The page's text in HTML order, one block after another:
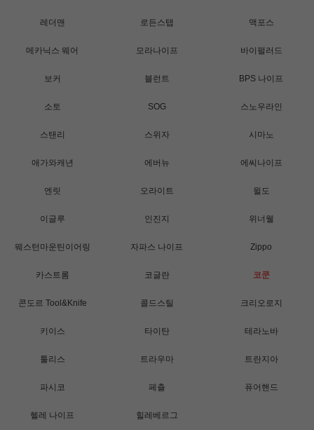
레더맨 로든스탭 맥포스
메카닉스 웨어 모라나이프 바이펄러드
보커 블런트 BPS 나이프
소토 SOG 스노우라인
스탠리 스위자 시마노
애가와캐년 에버뉴 에씨나이프
엔릿 오라이트 윌도
이글루 인진지 위너웰
웨스턴마운틴이어링 자파스 나이프 Zippo
카스트롬 코글란 코쿤
콘도르 Tool&Knife 콜드스틸 크리오로지
키이스 타이탄 테라노바
툴리스 트라우마 트란지아
파시코 페츨 퓨어핸드
헬레 나이프 힐레베르그